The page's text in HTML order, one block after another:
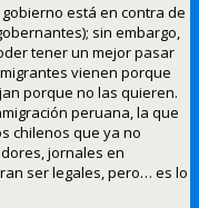
está en contra de
sin embargo,
tener un mejor pasar
vienen porque
porque no las quieren.
peruana, la que
chilenos que ya no
jornales en
ser legales, pero… es lo